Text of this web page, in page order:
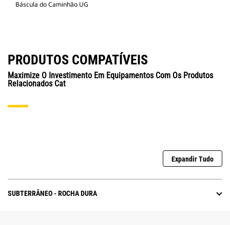
Báscula do Caminhão UG
PRODUTOS COMPATÍVEIS
Maximize O Investimento Em Equipamentos Com Os Produtos
Relacionados Cat
Expandir Tudo
SUBTERRÂNEO - ROCHA DURA